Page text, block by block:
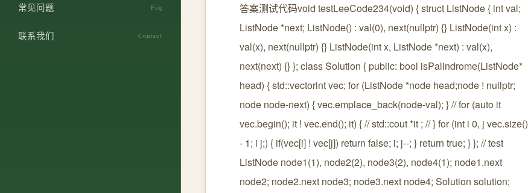
常见问题 Faq
联系我们 Contact
答案测试代码void testLeeCode234(void) { struct ListNode { int val;
ListNode *next; ListNode() : val(0), next(nullptr) {} ListNode(int x) :
val(x), next(nullptr) {} ListNode(int x, ListNode *next) : val(x),
next(next) {} }; class Solution { public: bool isPalindrome(ListNode*
head) { std::vectorint vec; for (ListNode *node head;node ! nullptr;
node node-next) { vec.emplace_back(node-val); } // for (auto it
vec.begin(); it ! vec.end(); it) { // std::cout *it ; // } for (int i 0, j vec.size()
- 1; i j;) { if(vec[i] ! vec[j]) return false; i; j--; } return true; } }; // test
ListNode node1(1), node2(2), node3(2), node4(1); node1.next
node2; node2.next node3; node3.next node4; Solution solution;